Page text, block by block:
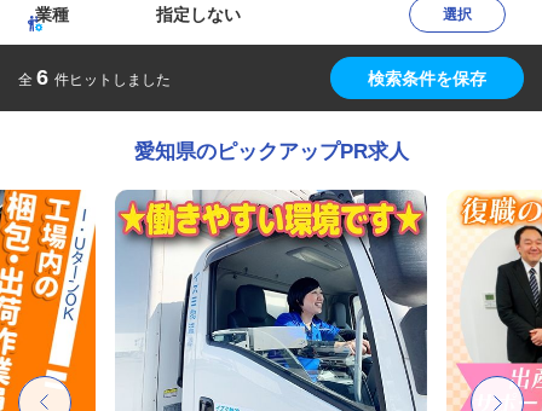
業種 指定しない 選択
全 6 件ヒットしました 検索条件を保存
愛知県のピックアップPR求人